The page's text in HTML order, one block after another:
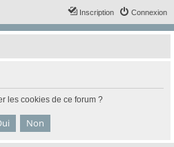
Connexion
Inscription
les cookies de ce forum ?